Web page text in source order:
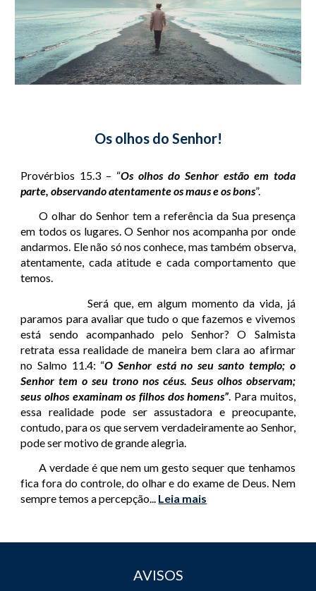
Os olhos do Senhor!
Provérbios 15.3 – “Os olhos do Senhor estão em toda
parte, observando atentamente os maus e os bons”.
O olhar do Senhor tem a referência da Sua presença
em todos os lugares. O Senhor nos acompanha por onde
andarmos. Ele não só nos conhece, mas também observa,
atentamente, cada atitude e cada comportamento que
temos.
Será que, em algum momento da vida, já
paramos para avaliar que tudo o que fazemos e vivemos
está sendo acompanhado pelo Senhor? O Salmista
retrata essa realidade de maneira bem clara ao afirmar
no Salmo 11.4: “O Senhor está no seu santo templo; o
Senhor tem o seu trono nos céus. Seus olhos observam;
seus olhos examinam os filhos dos homens”. Para muitos,
essa realidade pode ser assustadora e preocupante,
contudo, para os que servem verdadeiramente ao Senhor,
pode ser motivo de grande alegria.
A verdade é que nem um gesto sequer que tenhamos
fica fora do controle, do olhar e do exame de Deus. Nem
sempre temos a percepção... Leia mais
AVISOS